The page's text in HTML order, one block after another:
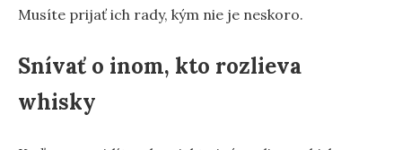
Musíte prijať ich rady, kým nie je neskoro.
Snívať o inom, kto rozlieva
whisky